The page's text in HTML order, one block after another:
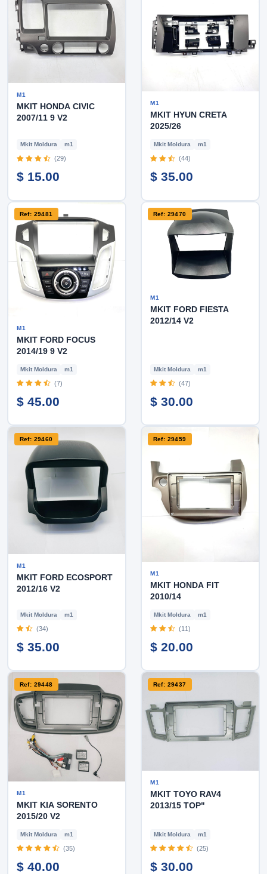
M1
MKIT HONDA CIVIC
2007/11 9 V2
Mkit Moldura m1
(29)
$ 15.00
M1
MKIT HYUN CRETA
2025/26
Mkit Moldura m1
(44)
$ 35.00
Ref: 29481
M1
MKIT FORD FOCUS
2014/19 9 V2
Mkit Moldura m1
(7)
$ 45.00
Ref: 29470
M1
MKIT FORD FIESTA
2012/14 V2
Mkit Moldura m1
(47)
$ 30.00
Ref: 29460
M1
MKIT FORD ECOSPORT
2012/16 V2
Mkit Moldura m1
(34)
$ 35.00
Ref: 29459
M1
MKIT HONDA FIT
2010/14
Mkit Moldura m1
(11)
$ 20.00
Ref: 29448
M1
MKIT KIA SORENTO
2015/20 V2
Mkit Moldura m1
(35)
$ 40.00
Ref: 29437
M1
MKIT TOYO RAV4
2013/15 TOP"
Mkit Moldura m1
(25)
$ 30.00